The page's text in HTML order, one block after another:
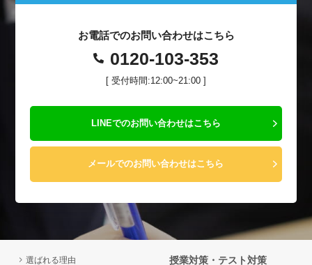
お電話でのお問い合わせはこちら
0120-103-353
[ 受付時間:12:00~21:00 ]
LINEでのお問い合わせはこちら
メールでのお問い合わせはこちら
選ばれる理由 授業対策・テスト対策